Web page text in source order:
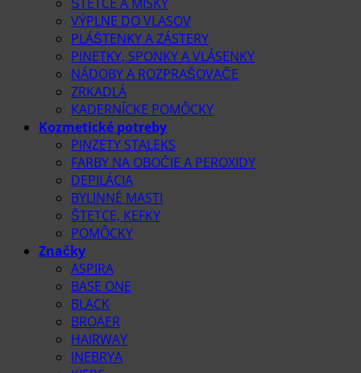
VÝPLNE DO VLASOV
PLÁŠTENKY A ZÁSTERY
PINETKY, SPONKY A VLÁSENKY
NÁDOBY A ROZPRAŠOVAČE
ZRKADLÁ
KADERNÍCKE POMÔCKY
Kozmetické potreby
PINZETY STALEKS
FARBY NA OBOČIE A PEROXIDY
DEPILÁCIA
BYLINNÉ MASTI
ŠTETCE, KEFKY
POMÔCKY
Značky
ASPIRA
BASE ONE
BLACK
BROAER
HAIRWAY
INEBRYA